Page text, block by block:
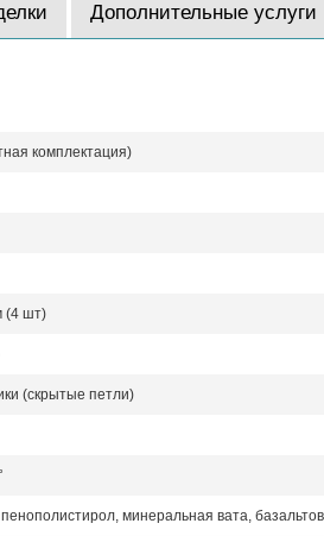
Дополнительные услуги
комплектация)
(4 шт)
(скрытые петли)
минеральная вата,